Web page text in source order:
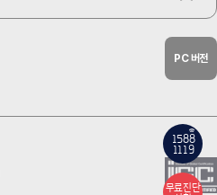
PC 버전
1588
1119
무료진단